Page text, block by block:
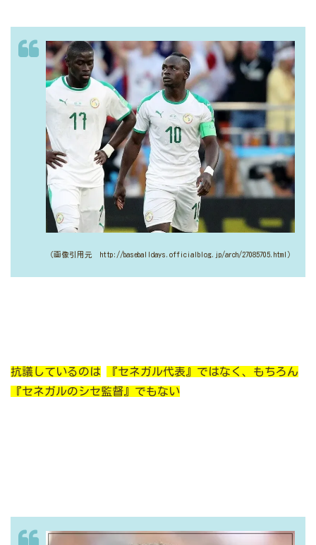
（画像引用元 http://baseballdays.officialblog.jp/arch/27085705.html）
抗議しているのは
『セネガル代表』ではなく、もちろん
『セネガルのシセ監督』でもない